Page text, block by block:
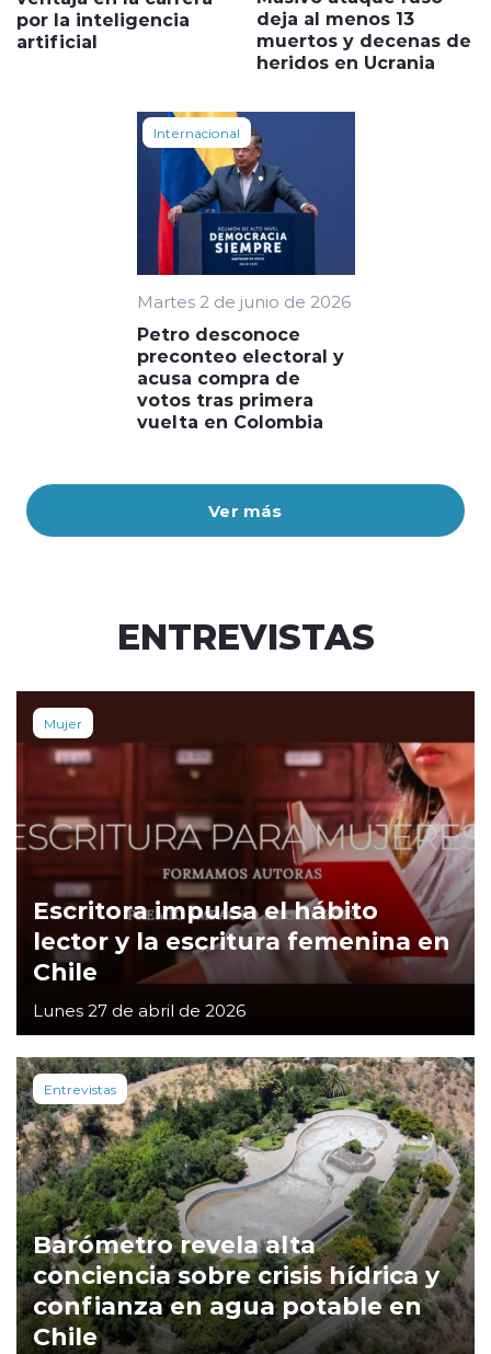
Ver más
por la inteligencia
artificial
deja al menos 13
muertos y decenas de
heridos en Ucrania
Internacional
Martes 2 de junio de 2026
Petro desconoce
preconteo electoral y
acusa compra de
votos tras primera
vuelta en Colombia
ENTREVISTAS
Mujer
Escritora impulsa el hábito
lector y la escritura femenina en
Chile
Lunes 27 de abril de 2026
Entrevistas
Barómetro revela alta
conciencia sobre crisis hídrica y
confianza en agua potable en
Chile